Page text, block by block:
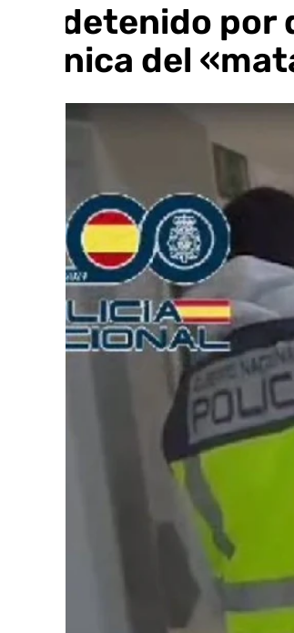
Un detenido
técnica del